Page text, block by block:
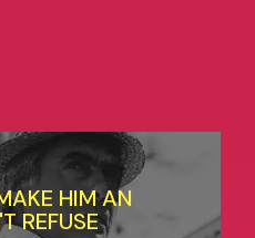
HIM AN
REFUSE